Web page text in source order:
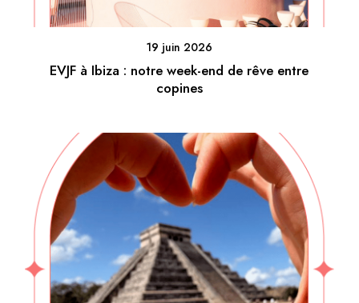
19 juin 2026
EVJF à Ibiza : notre week-end de rêve entre
copines